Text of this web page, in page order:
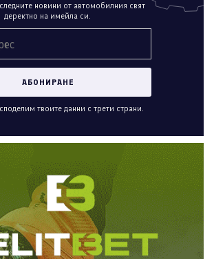
новини от автомобилния свят
деректно на имейла си.
твоите данни с трети страни.